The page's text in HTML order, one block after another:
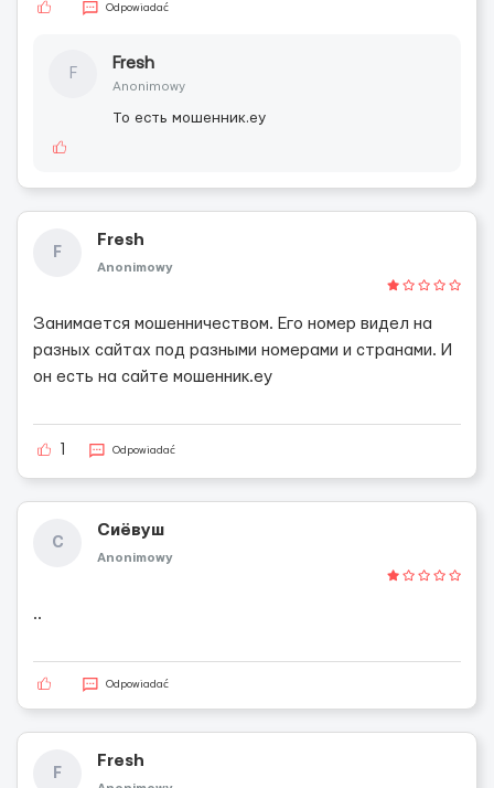
Odpowiadać
F
Fresh
Anonimowy
То есть мошенник.еу
F
Fresh
Anonimowy
Занимается мошенничеством. Его номер видел на
разных сайтах под разными номерами и странами. И
он есть на сайте мошенник.еу
Odpowiadać
С
Сиёвуш
Anonimowy
..
Odpowiadać
F
Fresh